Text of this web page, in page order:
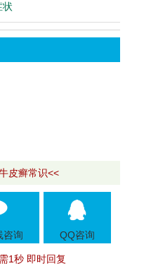
状
皮癣常识<<
咨询 QQ咨询
1秒 即时回复